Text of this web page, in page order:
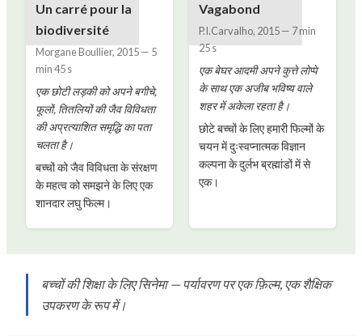
Un carré pour la
biodiversité
Morgane Boullier, 2015— 5
min 45 s
एक छोटी लड़की को अपने बगीचे,
फूलों, तितलियों की जैव विविधता
की अप्रत्याशित समृद्धि का पता
चलता है।
बच्चों को जैव विविधता के संरक्षण
के महत्व को समझने के लिए एक
शानदार लघु फिल्म।
Vagabond
P.I.Carvalho, 2015— 7 min
25 s
एक बेघर आदमी अपने कुत्ते लोप्पे
के साथ एक अजीब भविष्य वाले
शहर में अकेला रहता है।
छोटे बच्चों के लिए हमारी फिल्मों के
चयन में दुःस्वप्नात्मक विज्ञान
कल्पना के दुर्लभ ब्रह्मांडों में से
एक।
बच्चों की शिक्षा के लिए सिनेमा — पर्यावरण पर एक फ़िल्म, एक शैक्षिक
उपकरण के रूप में।